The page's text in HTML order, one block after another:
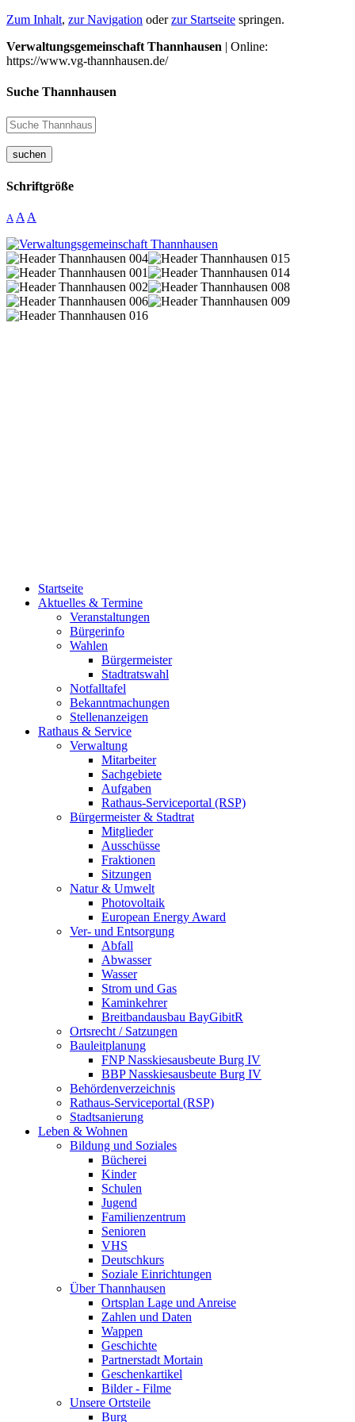
Zum Inhalt, zur Navigation oderzur Startseite springen.
Verwaltungsgemeinschaft Thannhausen | Online:
https://www.vg-thannhausen.de/
Suche Thannhausen
suchen
Schriftgröße
A A A
Startseite
Aktuelles & Termine
Veranstaltungen
Bürgerinfo
Wahlen
Bürgermeister
Stadtratswahl
Notfalltafel
Bekanntmachungen
Stellenanzeigen
Rathaus & Service
Verwaltung
Mitarbeiter
Sachgebiete
Aufgaben
Rathaus-Serviceportal (RSP)
Bürgermeister & Stadtrat
Mitglieder
Ausschüsse
Fraktionen
Sitzungen
Natur & Umwelt
Photovoltaik
European Energy Award
Ver- und Entsorgung
Abfall
Abwasser
Wasser
Strom und Gas
Kaminkehrer
Breitbandausbau BayGibitR
Ortsrecht / Satzungen
Bauleitplanung
FNP Nasskiesausbeute Burg IV
BBP Nasskiesausbeute Burg IV
Behördenverzeichnis
Rathaus-Serviceportal (RSP)
Stadtsanierung
Leben & Wohnen
Bildung und Soziales
Bücherei
Kinder
Schulen
Jugend
Familienzentrum
Senioren
VHS
Deutschkurs
Soziale Einrichtungen
Über Thannhausen
Ortsplan Lage und Anreise
Zahlen und Daten
Wappen
Geschichte
Partnerstadt Mortain
Geschenkartikel
Bilder - Filme
Unsere Ortsteile
Burg